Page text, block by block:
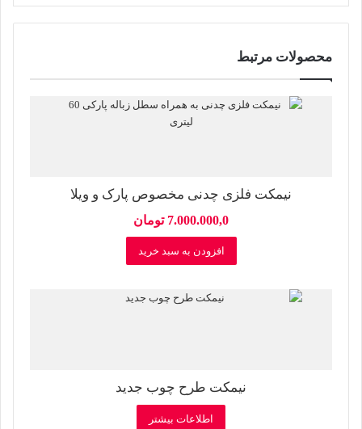
محصولات مرتبط
نیمکت فلزی چدنی مخصوص پارک و ویلا
7.000.000,0 تومان
افزودن به سبد خرید
نیمکت طرح چوب جدید
اطلاعات بیشتر